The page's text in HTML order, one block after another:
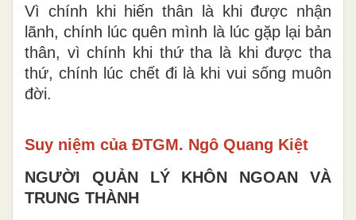
Vì chính khi hiến thân là khi được nhận
lãnh, chính lúc quên mình là lúc gặp lại bản
thân, vì chính khi thứ tha là khi được tha
thứ, chính lúc chết đi là khi vui sống muôn
đời.
Suy niệm của ĐTGM. Ngô Quang Kiệt
NGƯỜI QUẢN LÝ KHÔN NGOAN VÀ
TRUNG THÀNH